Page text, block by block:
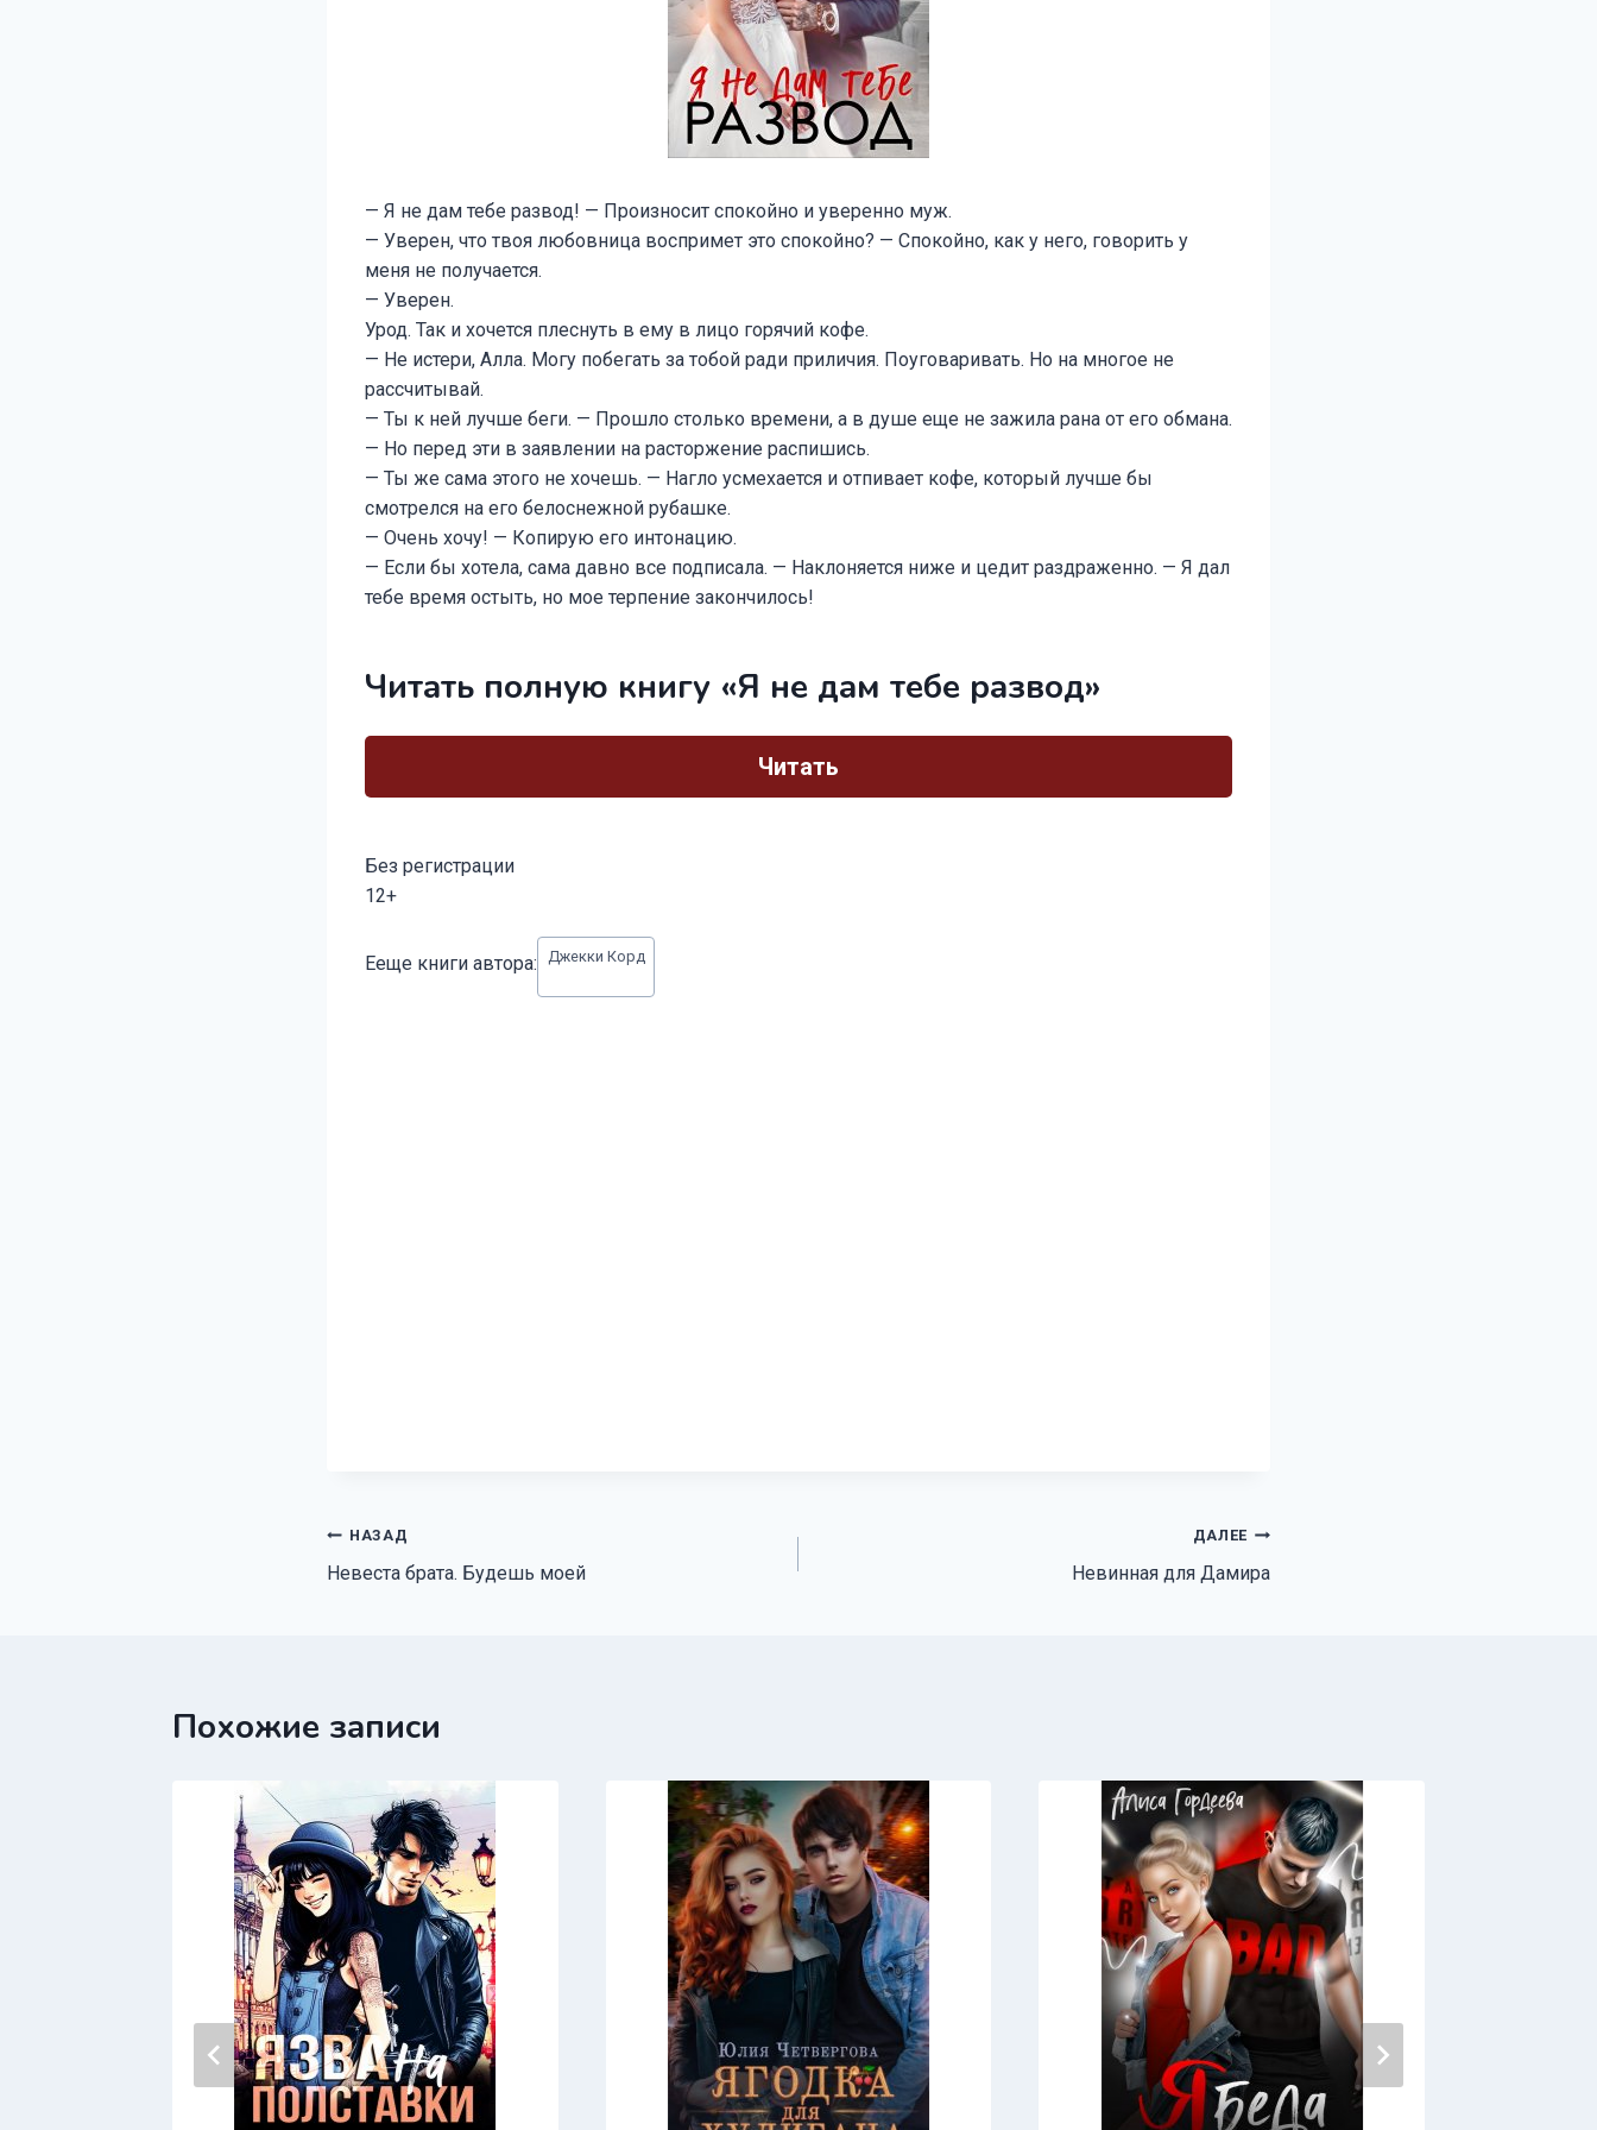
— Я не дам тебе развод! — Произносит спокойно и уверенно муж.
— Уверен, что твоя любовница воспримет это спокойно? — Спокойно, как у него, говорить у
меня не получается.
— Уверен.
Урод. Так и хочется плеснуть в ему в лицо горячий кофе.
— Не истери, Алла. Могу побегать за тобой ради приличия. Поуговаривать. Но на многое не
рассчитывай.
— Ты к ней лучше беги. — Прошло столько времени, а в душе еще не зажила рана от его обмана.
— Но перед эти в заявлении на расторжение распишись.
— Ты же сама этого не хочешь. — Нагло усмехается и отпивает кофе, который лучше бы
смотрелся на его белоснежной рубашке.
— Очень хочу! — Копирую его интонацию.
— Если бы хотела, сама давно все подписала. — Наклоняется ниже и цедит раздраженно. — Я дал
тебе время остыть, но мое терпение закончилось!
Читать полную книгу «Я не дам тебе развод»
Читать
Без регистрации
12+
записи:
Ееще книги автора: Джекки Корд
Навигация
по
НАЗАД
Невеста брата. Будешь моей
ДАЛЕЕ
Невинная для Дамира
Похожие записи